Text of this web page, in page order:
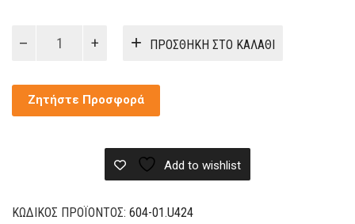
Κοντό
Μανίκι
B&C
ΠΡΟΣΘΉΚΗ ΣΤΟ ΚΑΛΆΘΙ
Ζητήστε Προσφορά
Add to wishlist
ΚΩΔΙΚΌΣ ΠΡΟΪΌΝΤΟΣ: 604-01.U424